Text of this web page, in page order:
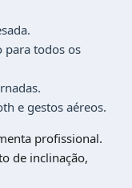
para todos os
e gestos aéreos.
profissional.
de inclinação,